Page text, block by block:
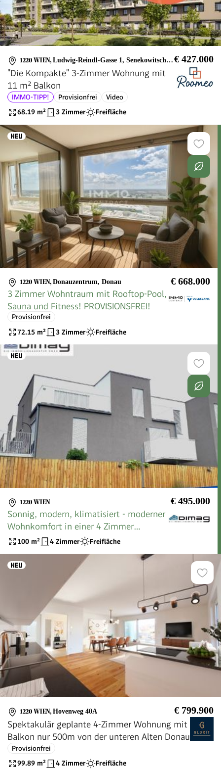
1220 WIEN, Ludwig-Reindl-Gasse 1, Senekowitschgasse 2 € 427.000
"Die Kompakte" 3-Zimmer Wohnung mit
11 m² Balkon
IMMO-TIPP! Provisionfrei
Video
68.19 m² 3 Zimmer Freifläche
1220 WIEN, Donauzentrum, Donau € 668.000
3 Zimmer Wohntraum mit Rooftop-Pool,
Sauna und Fitness! PROVISIONSFREI!
Provisionfrei
72.15 m² 3 Zimmer Freifläche
1220 WIEN € 495.000
Sonnig, modern, klimatisiert - moderner
Wohnkomfort in einer 4 Zimmer
Neubauwohnung mit zwei großzügigen
100 m² 4 Zimmer Freifläche
1220 WIEN, Hovenweg 40A € 799.900
Spektakulär geplante 4-Zimmer Wohnung mit
Balkon nur 500m von der unteren Alten Donau
Provisionfrei
99.89 m² 4 Zimmer Freifläche